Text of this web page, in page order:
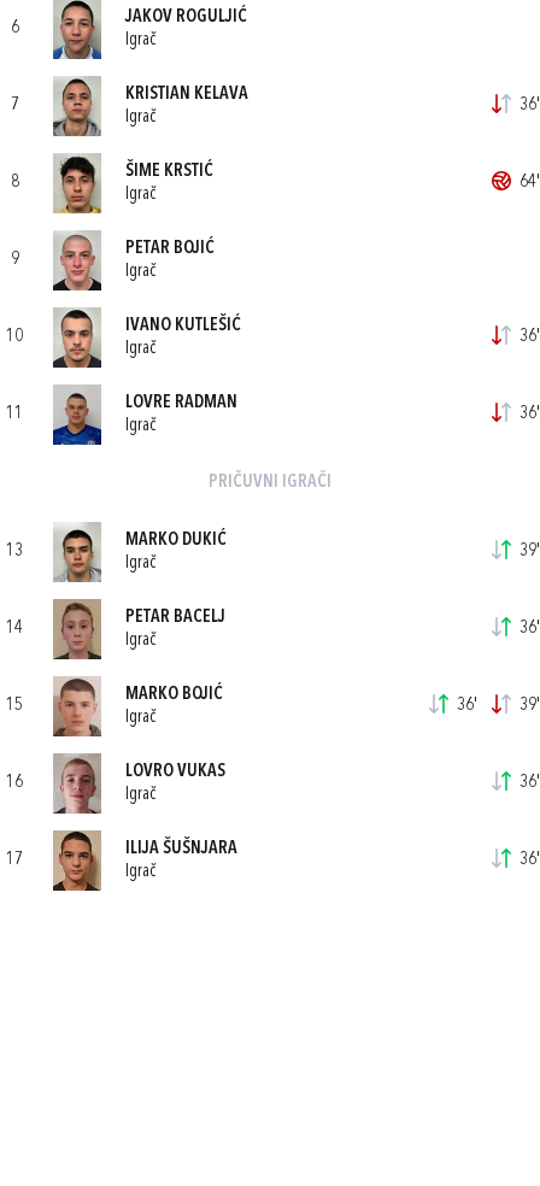
6
JAKOV ROGULJIĆ
Igrač
7
KRISTIAN KELAVA
Igrač
36'
8
ŠIME KRSTIĆ
Igrač
64'
9
PETAR BOJIĆ
Igrač
10
IVANO KUTLEŠIĆ
Igrač
36'
11
LOVRE RADMAN
Igrač
36'
PRIČUVNI IGRAČI
13
MARKO DUKIĆ
Igrač
39'
14
PETAR BACELJ
Igrač
36'
15
MARKO BOJIĆ
Igrač
36' 39'
16
LOVRO VUKAS
Igrač
36'
17
ILIJA ŠUŠNJARA
Igrač
36'